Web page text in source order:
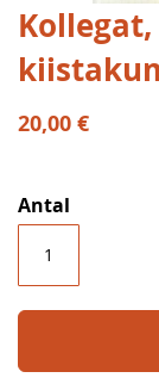
Hoppa
till
början
bildgalleriet
20,00 €
Antal